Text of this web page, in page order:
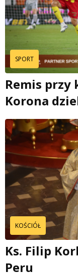
SPORT
Remis przy
Korona
KOŚCIÓŁ
Ks. Filip
Peru